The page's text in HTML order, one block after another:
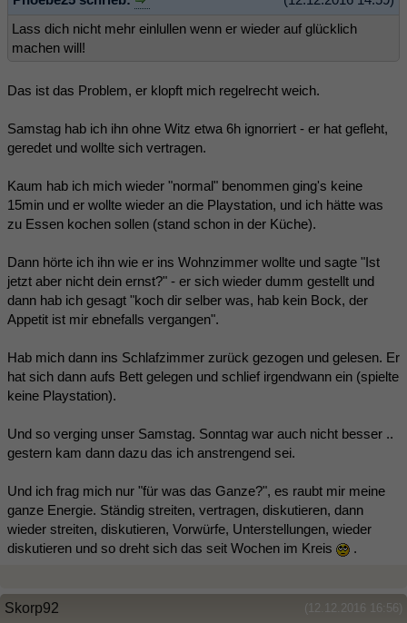
Lass dich nicht mehr einlullen wenn er wieder auf glücklich
machen will!
Das ist das Problem, er klopft mich regelrecht weich.
Samstag hab ich ihn ohne Witz etwa 6h ignorriert - er hat gefleht,
geredet und wollte sich vertragen.
Kaum hab ich mich wieder "normal" benommen ging's keine
15min und er wollte wieder an die Playstation, und ich hätte was
zu Essen kochen sollen (stand schon in der Küche).
Dann hörte ich ihn wie er ins Wohnzimmer wollte und sagte "Ist
jetzt aber nicht dein ernst?" - er sich wieder dumm gestellt und
dann hab ich gesagt "koch dir selber was, hab kein Bock, der
Appetit ist mir ebnefalls vergangen".
Hab mich dann ins Schlafzimmer zurück gezogen und gelesen. Er
hat sich dann aufs Bett gelegen und schlief irgendwann ein (spielte
keine Playstation).
Und so verging unser Samstag. Sonntag war auch nicht besser ..
gestern kam dann dazu das ich anstrengend sei.
Und ich frag mich nur "für was das Ganze?", es raubt mir meine
ganze Energie. Ständig streiten, vertragen, diskutieren, dann
wieder streiten, diskutieren, Vorwürfe, Unterstellungen, wieder
diskutieren und so dreht sich das seit Wochen im Kreis
.
(12.12.2016 16:56)
Skorp92